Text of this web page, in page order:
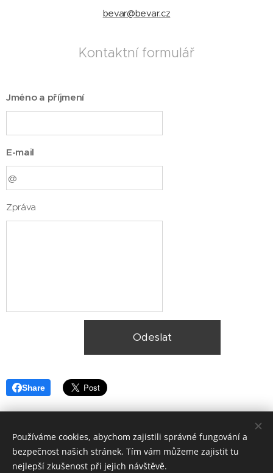
bevar@bevar.cz
Kontaktní formulář
Jméno a příjmení
E-mail
Zpráva
Odeslat
Share
Používáme cookies, abychom zajistili správné fungování a
bezpečnost našich stránek. Tím vám můžeme zajistit tu
nejlepší zkušenost při jejich návštěvě.